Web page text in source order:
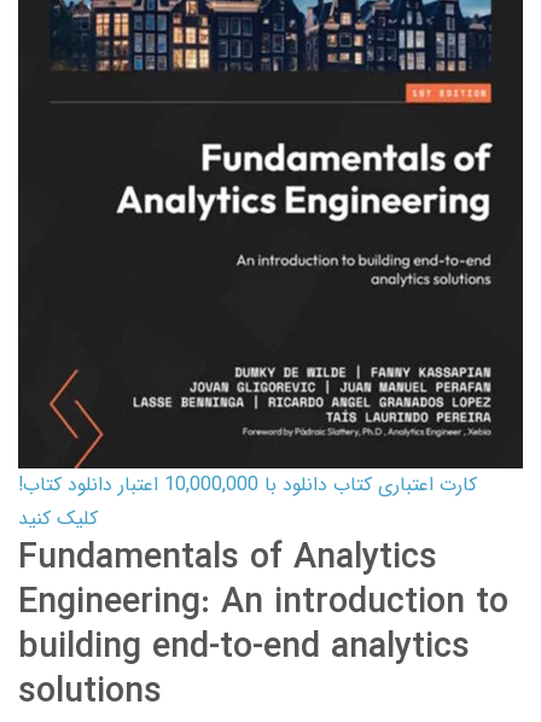
کارت اعتباری کتاب دانلود با 10,000,000 اعتبار دانلود کتاب!
کلیک کنید
Fundamentals of Analytics
Engineering: An introduction to
building end-to-end analytics
solutions